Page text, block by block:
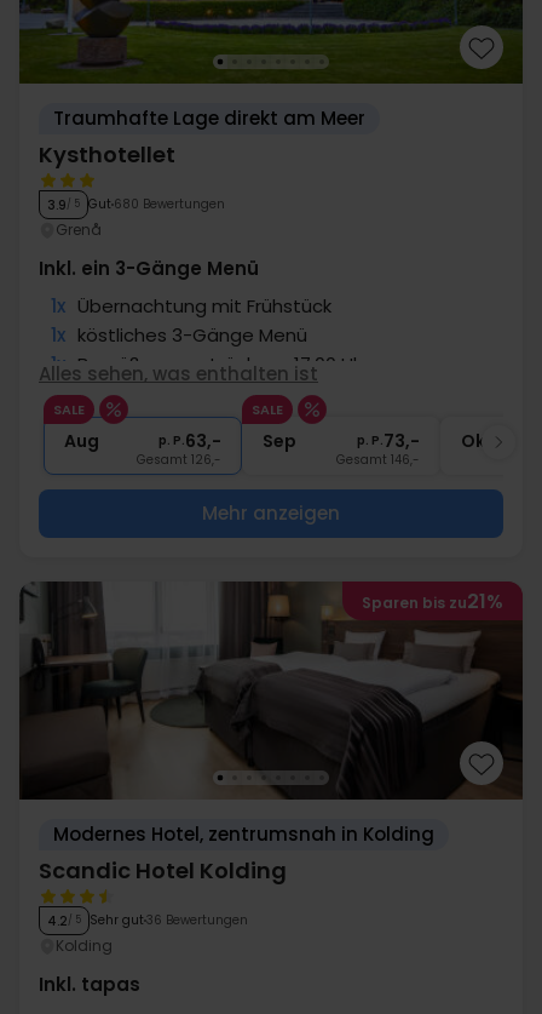
Traumhafte Lage direkt am Meer
Kysthotellet
3.9/ 5 Gut 680 Bewertungen
Grenå
Inkl. ein 3-Gänge Menü
1x Übernachtung mit Frühstück
1x köstliches 3-Gänge Menü
1x Begrüßungsgetränk um 17.00 Uhr
∞ Gratis Kaffee/Tee zum Aufenthalt
∞ Gratis Internet und Parken
Alles sehen, was enthalten ist
SALE
Aug p. P.63,-
Gesamt 126,-
SALE
Sep p. P.73,-
Gesamt 146,-
Okt
Mehr anzeigen
Sparen bis zu21%
Modernes Hotel, zentrumsnah in Kolding
Scandic Hotel Kolding
4.2/ 5 Sehr gut 36 Bewertungen
Kolding
Inkl. tapas